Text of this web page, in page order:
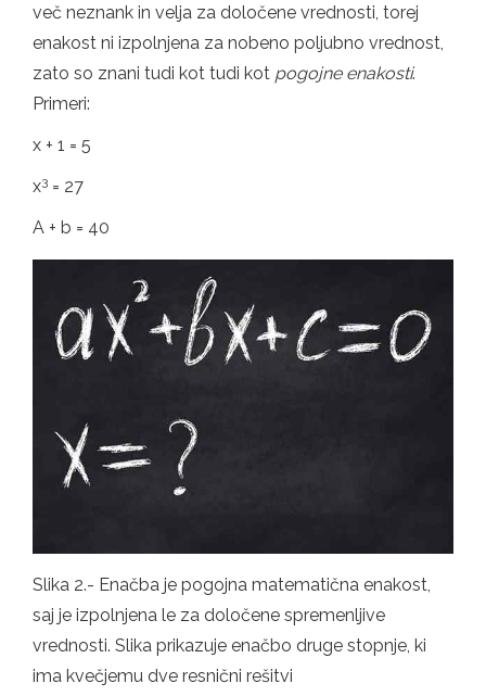
več neznank in velja za določene vrednosti, torej
enakost ni izpolnjena za nobeno poljubno vrednost,
zato so znani tudi kot tudi kot pogojne enakosti.
Primeri:
x + 1 = 5
x3 = 27
A + b = 40
Slika 2.- Enačba je pogojna matematična enakost,
saj je izpolnjena le za določene spremenljive
vrednosti. Slika prikazuje enačbo druge stopnje, ki
ima kvečjemu dve resnični rešitvi